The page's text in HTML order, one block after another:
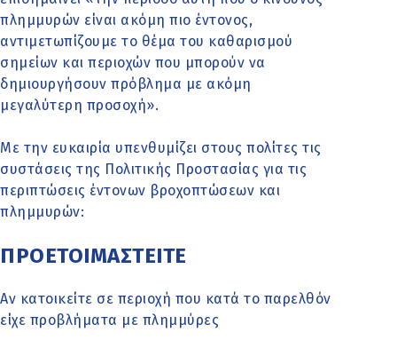
πλημμυρών είναι ακόμη πιο έντονος,
αντιμετωπίζουμε το θέμα του καθαρισμού
σημείων και περιοχών που μπορούν να
δημιουργήσουν πρόβλημα με ακόμη
μεγαλύτερη προσοχή».
Με την ευκαιρία υπενθυμίζει στους πολίτες τις
συστάσεις της Πολιτικής Προστασίας για τις
περιπτώσεις έντονων βροχοπτώσεων και
πλημμυρών:
ΠΡΟΕΤΟΙΜΑΣΤΕΙΤΕ
Αν κατοικείτε σε περιοχή που κατά το παρελθόν
είχε προβλήματα με πλημμύρες